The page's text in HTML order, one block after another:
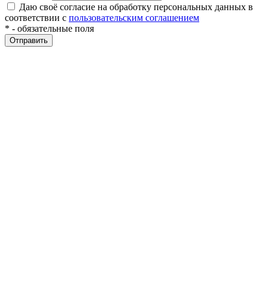
Даю своё согласие на обработку персональных данных в
соответствии с пользовательским соглашением
* - обязательные поля